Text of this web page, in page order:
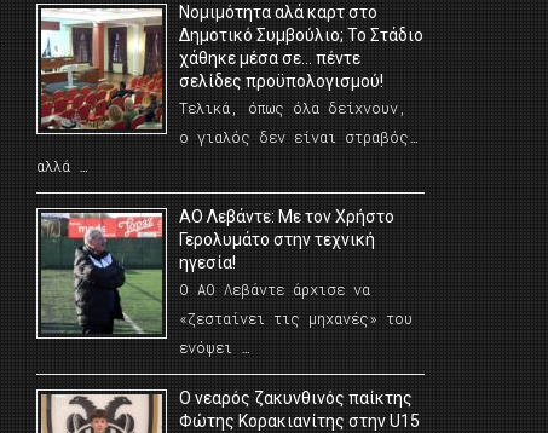
Νομιμότητα αλά καρτ στο
Δημοτικό Συμβούλιο; Το Στάδιο
χάθηκε μέσα σε… πέντε
σελίδες προϋπολογισμού!
Τελικά, όπως όλα δείχνουν,
ο γιαλός δεν είναι στραβός…
αλλά …
ΑΟ Λεβάντε: Με τον Χρήστο
Γερολυμάτο στην τεχνική
ηγεσία!
Ο ΑΟ Λεβάντε άρχισε να
«ζεσταίνει τις μηχανές» του
ενόψει …
O νεαρός ζακυνθινός παίκτης
Φώτης Κορακιανίτης στην U15